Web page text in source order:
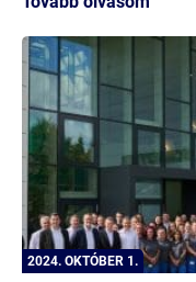
2024. OKTÓBER 1.